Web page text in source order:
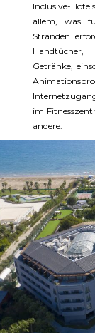
Inclusive-
allem, was
Stränden
Handtücher,
Getränke,
im
andere.